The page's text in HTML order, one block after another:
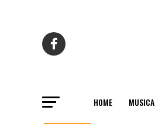
HOME MUSICA